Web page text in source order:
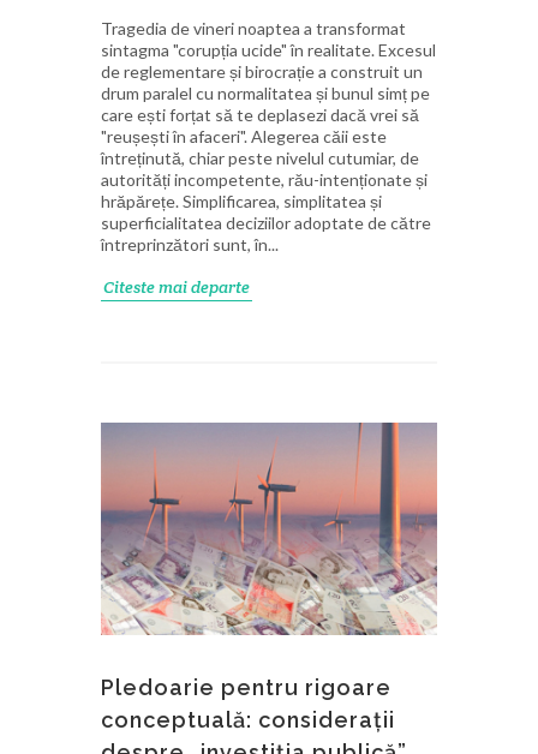
Tragedia de vineri noaptea a transformat
sintagma "corupția ucide" în realitate. Excesul
de reglementare și birocrație a construit un
drum paralel cu normalitatea și bunul simț pe
care ești forțat să te deplasezi dacă vrei să
"reușești în afaceri". Alegerea căii este
întreținută, chiar peste nivelul cutumiar, de
autorități incompetente, rău-intenționate și
hrăpărețe. Simplificarea, simplitatea și
superficialitatea deciziilor adoptate de către
întreprinzători sunt, în...
Citeste mai departe
Pledoarie pentru rigoare
conceptuală: considerații